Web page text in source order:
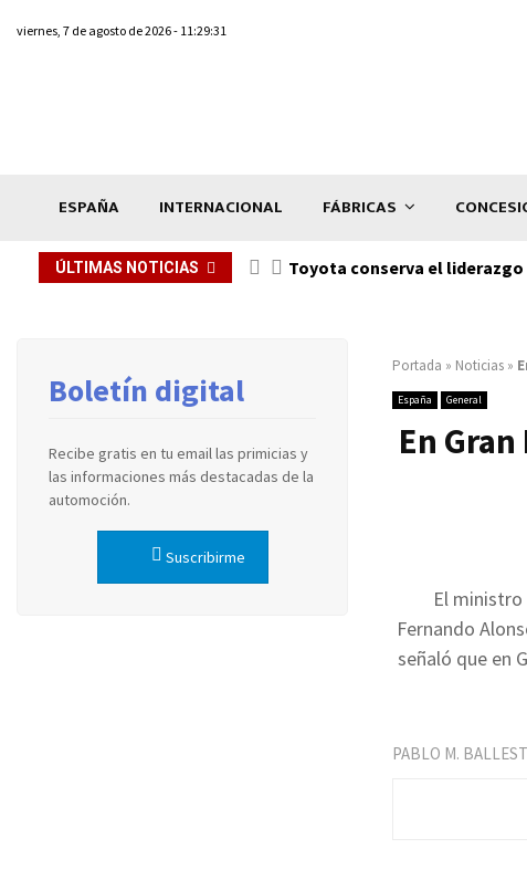
viernes, 7 de agosto de 2026 - 11:29:31
ESPAÑA INTERNACIONAL FÁBRICAS
ÚLTIMAS NOTICIAS Toyota conserva el liderazgo
Portada » Noticias »
España General
En
El
Fernando
señaló que en
PABLO M.
Boletín digital
Recibe gratis en tu email las primicias y
las informaciones más destacadas de la
automoción.
Suscribirme